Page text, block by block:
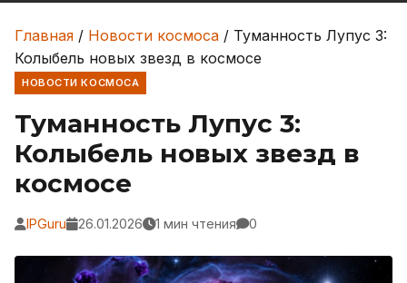
Главная / Новости космоса / Туманность Лупус 3:
Колыбель новых звезд в космосе
НОВОСТИ КОСМОСА
Туманность Лупус 3:
Колыбель новых звезд в
космосе
IPGuru 26.01.2026 1 мин чтения 0